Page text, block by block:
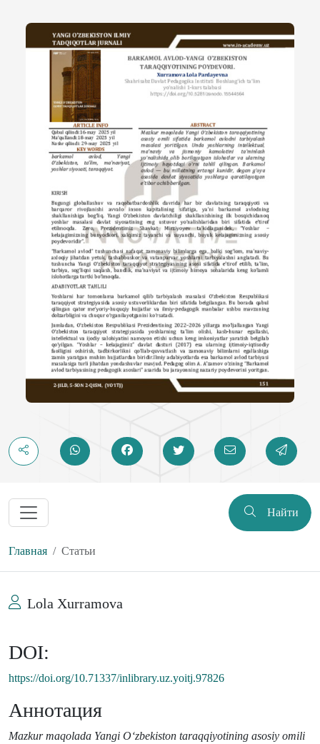
Найти
Главная Статьи
Lola Xurramova
DOI:
https://doi.org/10.71337/inlibrary.uz.yoitj.97826
Аннотация
Mazkur maqolada Yangi Oʻzbekiston taraqqiyotining asosiy omili